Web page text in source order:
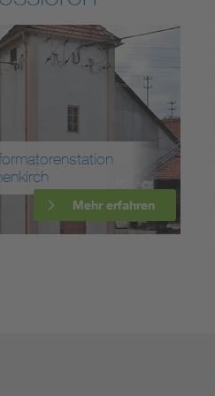
Dammweg
Mehr erfahren